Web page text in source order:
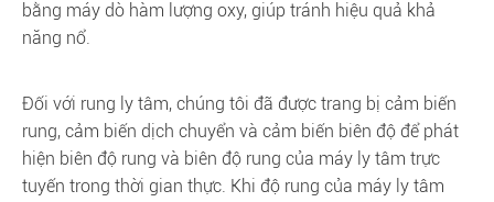
bằng máy dò hàm lượng oxy, giúp tránh hiệu quả khả
năng nổ.
Đối với rung ly tâm, chúng tôi đã được trang bị cảm biến
rung, cảm biến dịch chuyển và cảm biến biên độ để phát
hiện biên độ rung và biên độ rung của máy ly tâm trực
tuyến trong thời gian thực. Khi độ rung của máy ly tâm